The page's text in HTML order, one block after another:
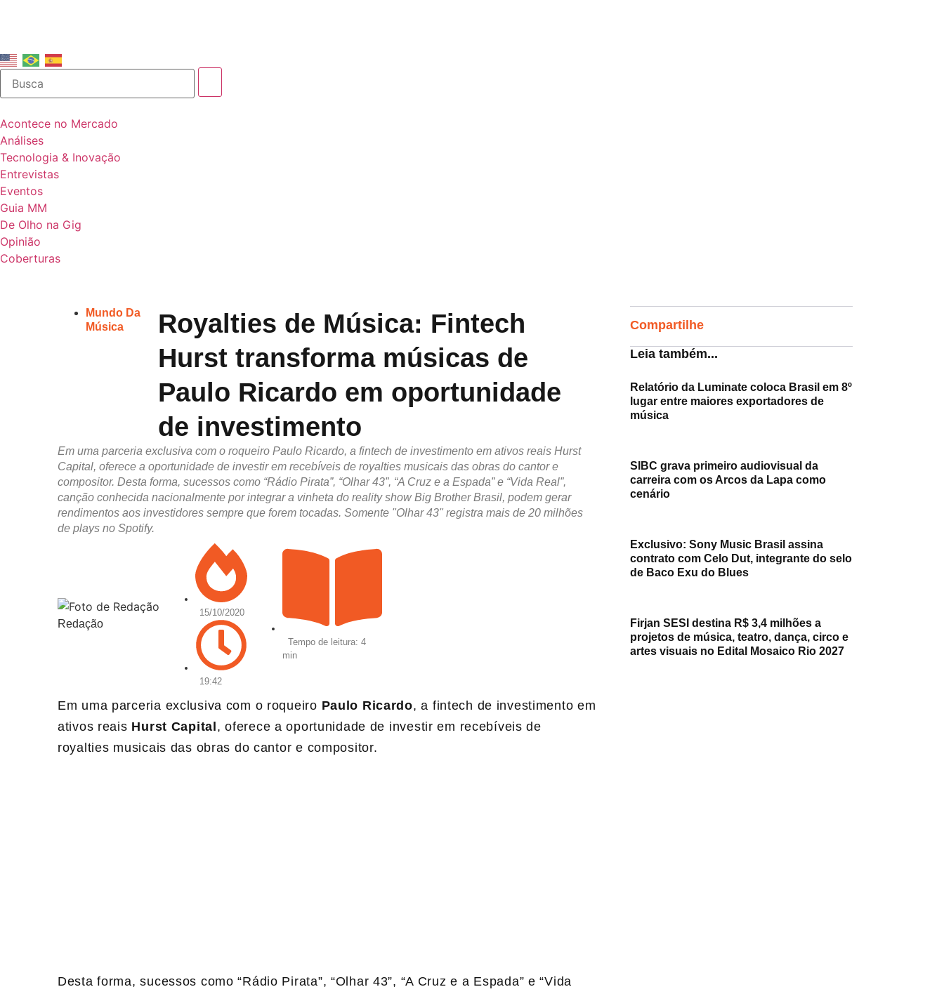
Acontece no Mercado
Análises
Tecnologia & Inovação
Entrevistas
Eventos
Guia MM
De Olho na Gig
Opinião
Coberturas
Mundo Da
Música
Royalties de Música: Fintech
Hurst transforma músicas de
Paulo Ricardo em oportunidade
de investimento
Em uma parceria exclusiva com o roqueiro Paulo Ricardo, a fintech de investimento em ativos reais Hurst
Capital, oferece a oportunidade de investir em recebíveis de royalties musicais das obras do cantor e
compositor. Desta forma, sucessos como “Rádio Pirata”, “Olhar 43”, “A Cruz e a Espada” e “Vida Real”,
canção conhecida nacionalmente por integrar a vinheta do reality show Big Brother Brasil, podem gerar
rendimentos aos investidores sempre que forem tocadas. Somente "Olhar 43" registra mais de 20 milhões
de plays no Spotify.
Redação
15/10/2020
19:42
Tempo de leitura: 4
min
Em uma parceria exclusiva com o roqueiro Paulo Ricardo, a fintech de investimento em
ativos reais Hurst Capital , oferece a oportunidade de investir em recebíveis de
royalties musicais das obras do cantor e compositor.
Desta forma, sucessos como “Rádio Pirata”, “Olhar 43”, “A Cruz e a Espada” e “Vida
Compartilhe
Leia também...
Relatório da Luminate coloca Brasil em 8º
lugar entre maiores exportadores de
música
SIBC grava primeiro audiovisual da
carreira com os Arcos da Lapa como
cenário
Exclusivo: Sony Music Brasil assina
contrato com Celo Dut, integrante do selo
de Baco Exu do Blues
Firjan SESI destina R$ 3,4 milhões a
projetos de música, teatro, dança, circo e
artes visuais no Edital Mosaico Rio 2027